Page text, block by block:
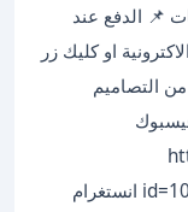
📌 الدفع عند
او كليك زر
التصاميم
id=100092621903419&mibextid=ZbWKwL انستغرام